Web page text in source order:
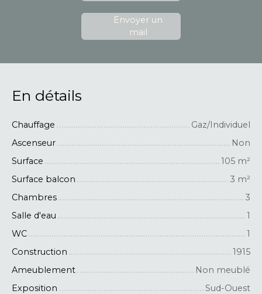
Envoyer un
mail
En détails
Chauffage
Gaz/Individuel
Ascenseur
Non
Surface
105 m²
Surface balcon
3 m²
Chambres
3
Salle d'eau
1
WC
1
Construction
1915
Ameublement
Non meublé
Exposition
Sud-Ouest